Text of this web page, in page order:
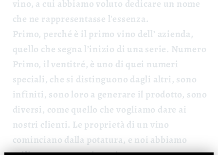
vino, a cui abbiamo voluto dedicare un nome
che ne rappresentasse l'essenza.
Primo, perché è il primo vino dell’ azienda,
quello che segna l’inizio di una serie. Numero
Primo, il ventitré, è uno di quei numeri
speciali, che si distinguono dagli altri, sono
infiniti, sono loro a generare il prodotto, sono
diversi, come quello che vogliamo dare ai
nostri clienti. Le proprietà di un vino
cominciano dalla potatura, e noi abbiamo